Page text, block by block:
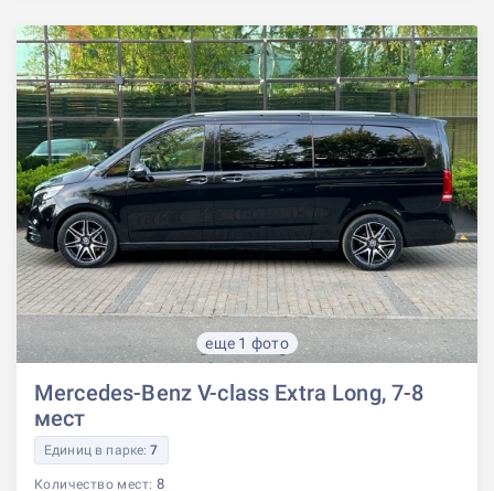
еще 1 фото
Mercedes-Benz V-class Extra Long, 7-8
мест
Единиц в парке:7
Количество мест: 8